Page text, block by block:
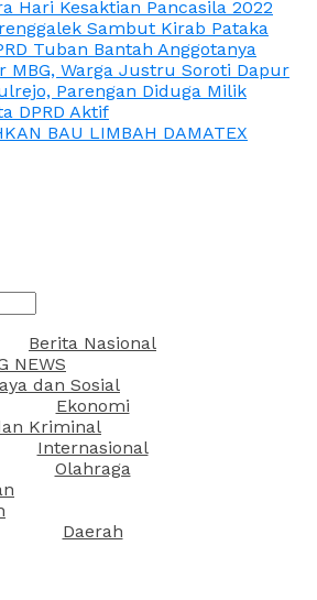
Hari Kesaktian Pancasila 2022
Sambut Kirab Pataka
Tuban Bantah Anggotanya
MBG, Warga Justru Soroti Dapur
Parengan Diduga Milik
DPRD Aktif
BAU LIMBAH DAMATEX
Berita Nasional
NEWS
dan Sosial
Ekonomi
Kriminal
Internasional
Olahraga
Daerah